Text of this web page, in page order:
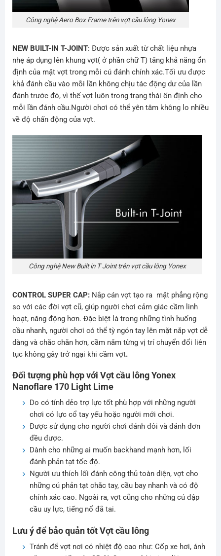
Công nghệ Aero Box Frame trên vợt cầu lông Yonex
NEW BUILT-IN T-JOINT: Được sản xuất từ chất liệu nhựa
nhẹ áp dụng lên khung vợt( ở phần chữ T) tăng khả năng ổn
định của mặt vợt trong mỗi cú đánh chính xác.Tối ưu được
khả đánh cầu vào mỗi lần không chịu tác động dư của lần
đánh trước đó, vì thế vợt luôn trong trạng thái ổn định cho
mỗi lần đánh cầu.Người chơi có thể yên tâm không lo nhiều
về độ chấn động của vợt.
Công nghệ New Built in T Joint trên vợt cầu lông Yonex
CONTROL SUPER CAP: Nắp cán vợt tạo ra mặt phẳng rộng
so với các đời vợt cũ, giúp người chơi cảm giác cầm linh
hoạt, năng động hơn. Đặc biệt là trong những tình huống
cầu nhanh, người chơi có thể tỳ ngón tay lên mặt nắp vợt dễ
dàng và chắc chắn hơn, cầm nắm từng vị trí chuyển đổi liên
tục không gây trở ngại khi cầm vợt.
Đối tượng phù hợp với Vợt cầu lông Yonex
Nanoflare 170 Light Lime
Do có tính dẻo trợ lực tốt phù hợp với những người
chơi có lực cổ tay yếu hoặc người mới chơi.
Được sử dụng cho người chơi đánh đôi và đánh đơn
đều được.
Dành cho những ai muốn backhand mạnh hơn, lối
đánh phản tạt tốc độ.
Người ưu thích lối đánh công thủ toàn diện, vợt cho
những cú phản tạt chắc tay, cầu bay nhanh và có độ
chính xác cao. Ngoài ra, vợt cũng cho những cú đập
cầu uy lực, tiếng nổ đã tai.
Lưu ý để bảo quản tốt Vợt cầu lông
Tránh để vợt nơi có nhiệt độ cao như: Cốp xe hơi, ánh